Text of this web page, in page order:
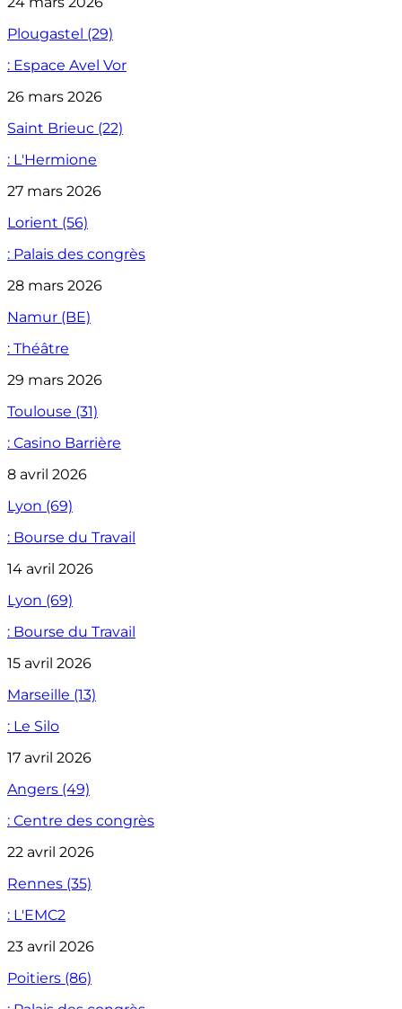
Plougastel (29)
: Espace Avel Vor
26 mars 2026
Saint Brieuc (22)
: L'Hermione
27 mars 2026
Lorient (56)
: Palais des congrès
28 mars 2026
Namur (BE)
: Théâtre
29 mars 2026
Toulouse (31)
: Casino Barrière
8 avril 2026
Lyon (69)
: Bourse du Travail
14 avril 2026
Lyon (69)
: Bourse du Travail
15 avril 2026
Marseille (13)
: Le Silo
17 avril 2026
Angers (49)
: Centre des congrès
22 avril 2026
Rennes (35)
: L'EMC2
23 avril 2026
Poitiers (86)